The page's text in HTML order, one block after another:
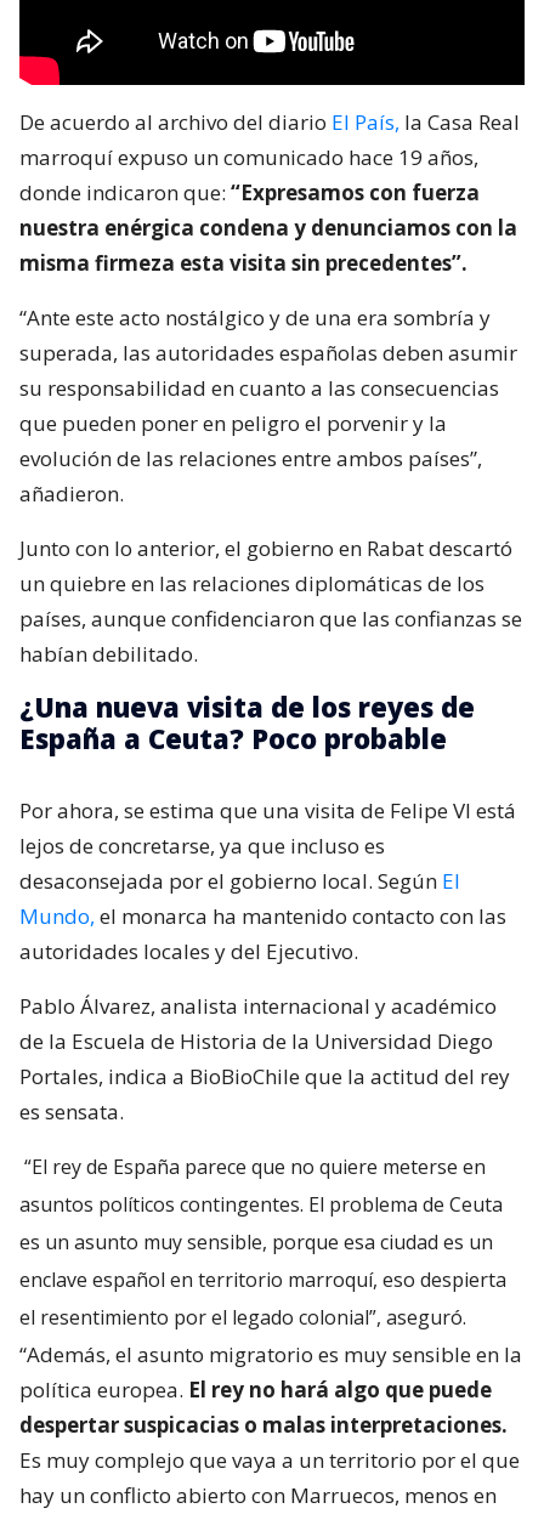
De acuerdo al archivo del diario El País, la Casa Real
marroquí expuso un comunicado hace 19 años,
donde indicaron que: “Expresamos con fuerza
nuestra enérgica condena y denunciamos con la
misma firmeza esta visita sin precedentes”.
“Ante este acto nostálgico y de una era sombría y
superada, las autoridades españolas deben asumir
su responsabilidad en cuanto a las consecuencias
que pueden poner en peligro el porvenir y la
evolución de las relaciones entre ambos países”,
añadieron.
Junto con lo anterior, el gobierno en Rabat descartó
un quiebre en las relaciones diplomáticas de los
países, aunque confidenciaron que las confianzas se
habían debilitado.
¿Una nueva visita de los reyes de
España a Ceuta? Poco probable
Por ahora, se estima que una visita de Felipe VI está
lejos de concretarse, ya que incluso es
desaconsejada por el gobierno local. Según El
Mundo, el monarca ha mantenido contacto con las
autoridades locales y del Ejecutivo.
Pablo Álvarez, analista internacional y académico
de la Escuela de Historia de la Universidad Diego
Portales, indica a BioBioChile que la actitud del rey
es sensata.
“El rey de España parece que no quiere meterse en
asuntos políticos contingentes. El problema de Ceuta
es un asunto muy sensible, porque esa ciudad es un
enclave español en territorio marroquí, eso despierta
el resentimiento por el legado colonial”, aseguró.
“Además, el asunto migratorio es muy sensible en la
política europea. El rey no hará algo que puede
despertar suspicacias o malas interpretaciones.
Es muy complejo que vaya a un territorio por el que
hay un conflicto abierto con Marruecos, menos en